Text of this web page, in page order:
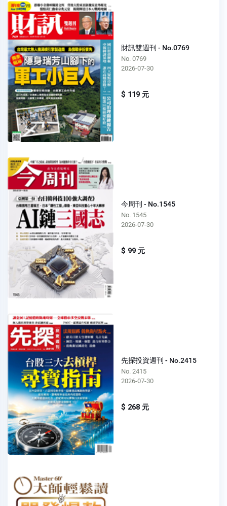
財訊雙週刊 - No.0769
No. 0769
2026-07-30
$ 119 元
今周刊 - No.1545
No. 1545
2026-07-30
$ 99 元
先探投資週刊 - No.2415
No. 2415
2026-07-30
$ 268 元